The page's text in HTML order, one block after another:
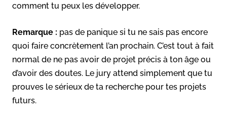
comment tu peux les développer.
Remarque : pas de panique si tu ne sais pas encore
quoi faire concrètement l’an prochain. C’est tout à fait
normal de ne pas avoir de projet précis à ton âge ou
d’avoir des doutes. Le jury attend simplement que tu
prouves le sérieux de ta recherche pour tes projets
futurs.